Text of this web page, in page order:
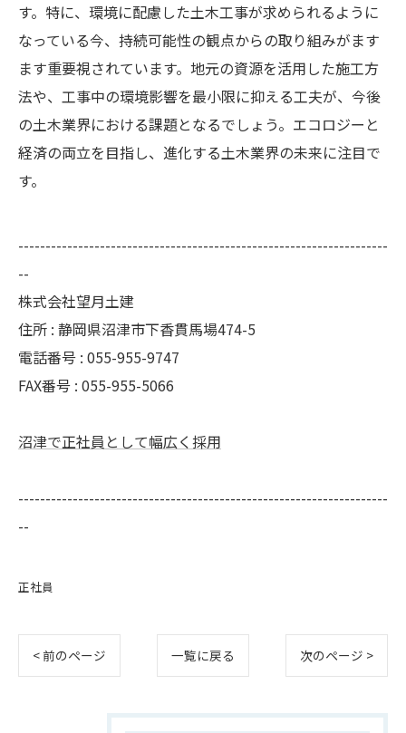
す。特に、環境に配慮した土木工事が求められるように
なっている今、持続可能性の観点からの取り組みがます
ます重要視されています。地元の資源を活用した施工方
法や、工事中の環境影響を最小限に抑える工夫が、今後
の土木業界における課題となるでしょう。エコロジーと
経済の両立を目指し、進化する土木業界の未来に注目で
す。
--------------------------------------------------------------------
--
株式会社望月土建
住所 : 静岡県沼津市下香貫馬場474-5
電話番号 : 055-955-9747
FAX番号 : 055-955-5066
沼津で正社員として幅広く採用
--------------------------------------------------------------------
--
正社員
< 前のページ 一覧に戻る 次のページ >